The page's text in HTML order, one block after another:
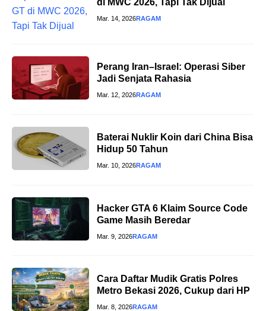
di MWC 2026, Tapi Tak Dijual
Mar. 14, 2026RAGAM
Perang Iran–Israel: Operasi Siber
Jadi Senjata Rahasia
Mar. 12, 2026RAGAM
Baterai Nuklir Koin dari China Bisa
Hidup 50 Tahun
Mar. 10, 2026RAGAM
Hacker GTA 6 Klaim Source Code
Game Masih Beredar
Mar. 9, 2026RAGAM
Cara Daftar Mudik Gratis Polres
Metro Bekasi 2026, Cukup dari HP
Mar. 8, 2026RAGAM